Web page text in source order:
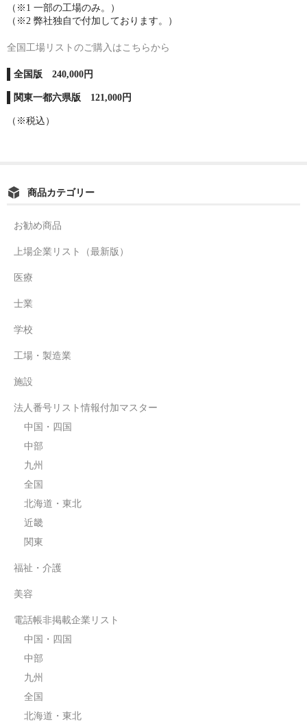
（※1 一部の工場のみ。）
（※2 弊社独自で付加しております。）
全国工場リストのご購入はこちらから
全国版 240,000円
関東一都六県版 121,000円
（※税込）
商品カテゴリー
お勧め商品
上場企業リスト（最新版）
医療
士業
学校
工場・製造業
施設
法人番号リスト情報付加マスター
中国・四国
中部
九州
全国
北海道・東北
近畿
関東
福祉・介護
美容
電話帳非掲載企業リスト
中国・四国
中部
九州
全国
北海道・東北